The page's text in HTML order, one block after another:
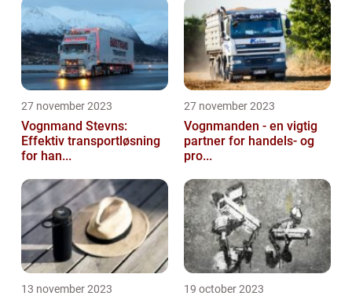
27 november 2023
Vognmand Stevns:
Effektiv transportløsning
for han...
27 november 2023
Vognmanden - en vigtig
partner for handels- og
pro...
13 november 2023 19 october 2023